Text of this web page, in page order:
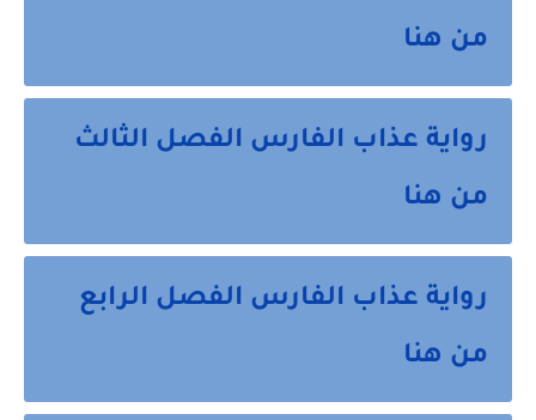
من هنا
رواية عذاب الفارس الفصل الثالث
من هنا
رواية عذاب الفارس الفصل الرابع
من هنا